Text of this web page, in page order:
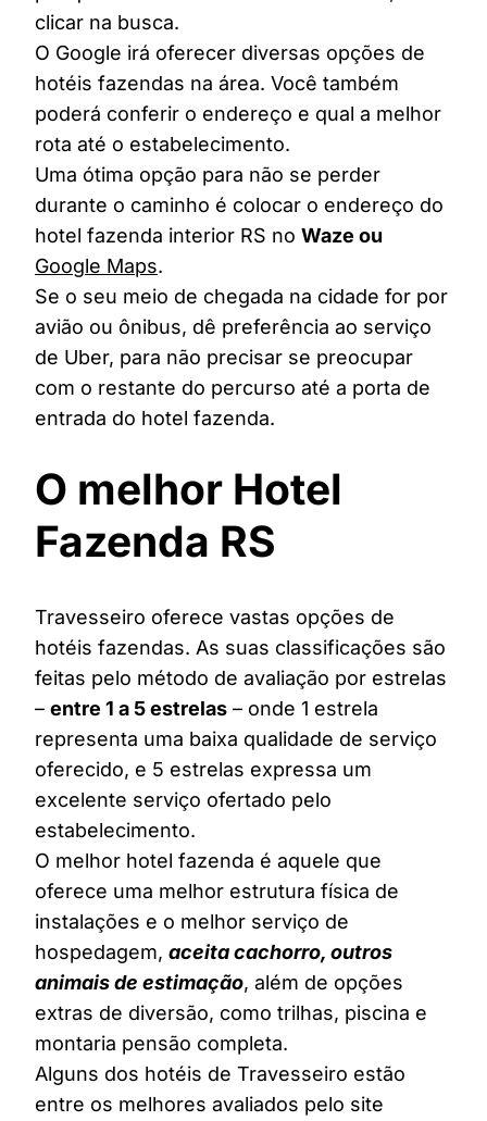
clicar na busca.
O Google irá oferecer diversas opções de
hotéis fazendas na área. Você também
poderá conferir o endereço e qual a melhor
rota até o estabelecimento.
Uma ótima opção para não se perder
durante o caminho é colocar o endereço do
hotel fazenda interior RS no Waze ou
Google Maps.
Se o seu meio de chegada na cidade for por
avião ou ônibus, dê preferência ao serviço
de Uber, para não precisar se preocupar
com o restante do percurso até a porta de
entrada do hotel fazenda.
O melhor Hotel
Fazenda RS
Travesseiro oferece vastas opções de
hotéis fazendas. As suas classificações são
feitas pelo método de avaliação por estrelas
– entre 1 a 5 estrelas – onde 1 estrela
representa uma baixa qualidade de serviço
oferecido, e 5 estrelas expressa um
excelente serviço ofertado pelo
estabelecimento.
O melhor hotel fazenda é aquele que
oferece uma melhor estrutura física de
instalações e o melhor serviço de
hospedagem, aceita cachorro, outros
animais de estimação, além de opções
extras de diversão, como trilhas, piscina e
montaria pensão completa.
Alguns dos hotéis de Travesseiro estão
entre os melhores avaliados pelo site